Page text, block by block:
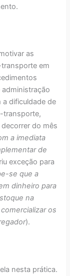
as
em
dificuldade de
transporte,
do mês
a imediata
de
exceção para
se que a
dinheiro para
na
os
).
nesta prática.